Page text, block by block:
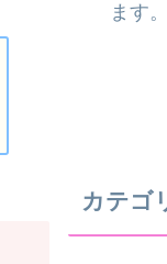
ます。
カテゴ